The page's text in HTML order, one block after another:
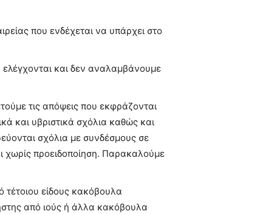
που ενδέχεται να υπάρχει στο
ελέγχονται και δεν αναλαμβάνουμε
τις απόψεις που εκφράζονται
και υβριστικά σχόλια καθώς και
σχόλια με συνδέσμους σε
χωρίς προειδοποίηση. Παρακαλούμε
τέτοιου είδους κακόβουλα
από ιούς ή άλλα κακόβουλα